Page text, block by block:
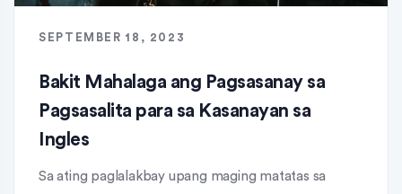
SEPTEMBER 18, 2023
Bakit Mahalaga ang Pagsasanay sa
Pagsasalita para sa Kasanayan sa
Ingles
Sa ating paglalakbay upang maging matatas sa